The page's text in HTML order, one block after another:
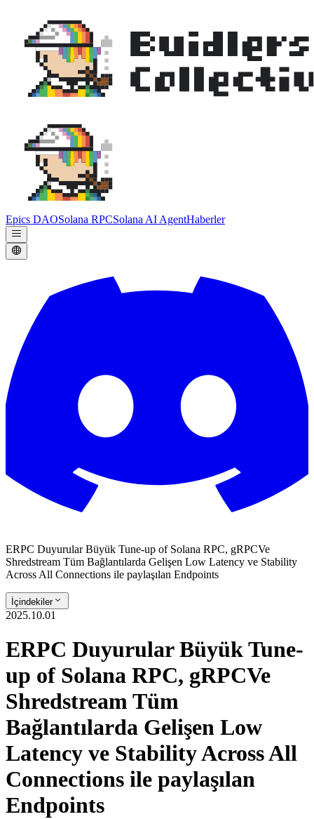
Epics DAOSolana RPCSolana AI AgentHaberler
ERPC Duyurular Büyük Tune-up of Solana RPC, gRPCVe
Shredstream Tüm Bağlantılarda Gelişen Low Latency ve Stability
Across All Connections ile paylaşılan Endpoints
İçindekiler
2025.10.01
ERPC Duyurular Büyük Tune-
up of Solana RPC, gRPCVe
Shredstream Tüm
Bağlantılarda Gelişen Low
Latency ve Stability Across All
Connections ile paylaşılan
Endpoints